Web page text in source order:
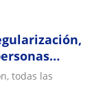
todas las